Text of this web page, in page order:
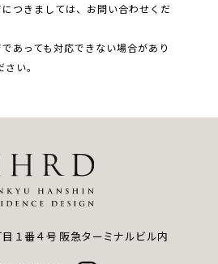
つきましては、お問い合わせくだ
あっても対応できない場合があり
い。
１番４号 阪急ターミナルビル内